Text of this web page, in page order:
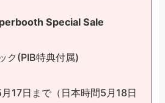
Special Sale
ク(PIB特典付属)
17日まで（日本時間5月18日